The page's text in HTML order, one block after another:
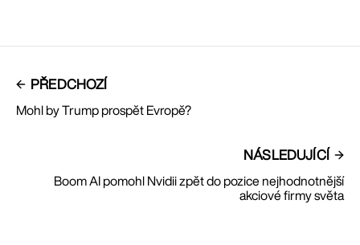
PŘEDCHOZÍ
Mohl by Trump prospět Evropě?
NÁSLEDUJÍCÍ
Boom AI pomohl Nvidii zpět do pozice nejhodnotnější
akciové firmy světa